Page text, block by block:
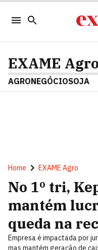
EXAME Agro
AGRONEGÓCIOSOJA
Home EXAME Agro
No 1º tri,
mantém
queda na
Empresa é impactada por
mas mantém geração de